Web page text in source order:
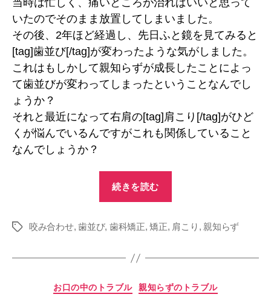
並
び
が
変
わ
ま
か
へ
の
いたのでそのまま放置してしまいました。
その後、2年ほど経過し、先日ふと鏡を見てみると
[tag]歯並び[/tag]が変わったような気がしました。
これはもしかして親知らずが成長したことによっ
て歯並びが変わってしまったということなんでし
ょうか？
それと最近になって右肩の[tag]肩こり[/tag]がひど
くが悩んでいるんですがこれも関係していること
なんでしょうか？
続きを読む
ず
原
で
タ
咬み合わせ,歯並び, 歯科矯正,矯正, 肩こり , 親知らず
カ
お口の中のトラブル 親知らずのトラブル